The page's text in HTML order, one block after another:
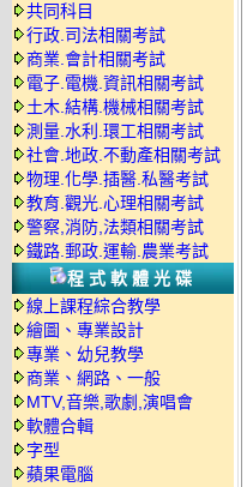
共同科目
行政.司法相關考試
商業.會計相關考試
電子.電機.資訊相關考試
土木.結構.機械相關考試
測量.水利.環工相關考試
社會.地政.不動產相關考試
物理.化學.插醫.私醫考試
教育.觀光.心理相關考試
警察,消防,法類相關考試
鐵路.郵政.運輸.農業考試
程式軟體光碟
線上課程綜合教學
繪圖、專業設計
專業、幼兒教學
商業、網路、一般
MTV,音樂,歌劇,演唱會
軟體合輯
字型
蘋果電腦